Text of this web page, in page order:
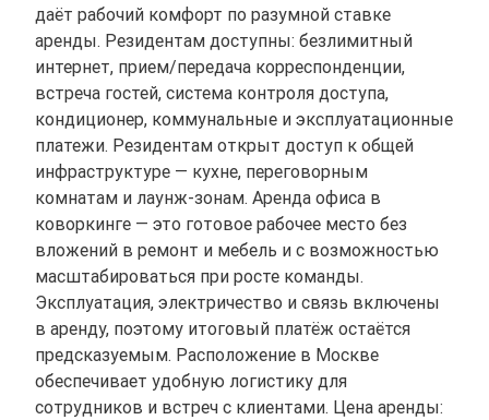
даёт рабочий комфорт по разумной ставке
аренды. Резидентам доступны: безлимитный
интернет, прием/передача корреспонденции,
встреча гостей, система контроля доступа,
кондиционер, коммунальные и эксплуатационные
платежи. Резидентам открыт доступ к общей
инфраструктуре — кухне, переговорным
комнатам и лаунж-зонам. Аренда офиса в
коворкинге — это готовое рабочее место без
вложений в ремонт и мебель и с возможностью
масштабироваться при росте команды.
Эксплуатация, электричество и связь включены
в аренду, поэтому итоговый платёж остаётся
предсказуемым. Расположение в Москве
обеспечивает удобную логистику для
сотрудников и встреч с клиентами. Цена аренды: